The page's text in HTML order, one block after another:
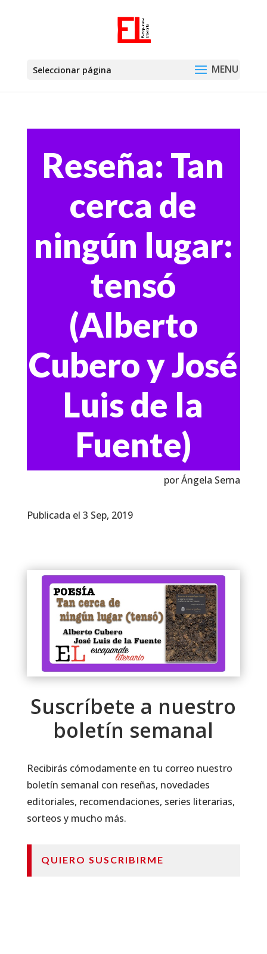
Seleccionar página
Reseña: Tan
cerca de
ningún lugar:
tensó
(Alberto
Cubero y José
Luis de la
Fuente)
por Ángela Serna
Publicada el 3 Sep, 2019
Suscríbete a nuestro
boletín semanal
Recibirás cómodamente en tu correo nuestro
boletín semanal con reseñas, novedades
editoriales, recomendaciones, series literarias,
sorteos y mucho más.
QUIERO SUSCRIBIRME